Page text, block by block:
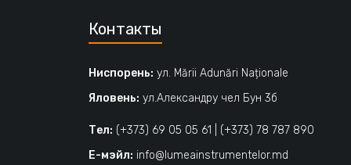
Контакты
Ниспорень: ул. Mării Adunări Naționale
Яловень: ул.Александру чел Бун 3б
Тел: (+373) 69 05 05 61
(+373) 78 787 890
Е-мэйл: info@lumeainstrumentelor.md